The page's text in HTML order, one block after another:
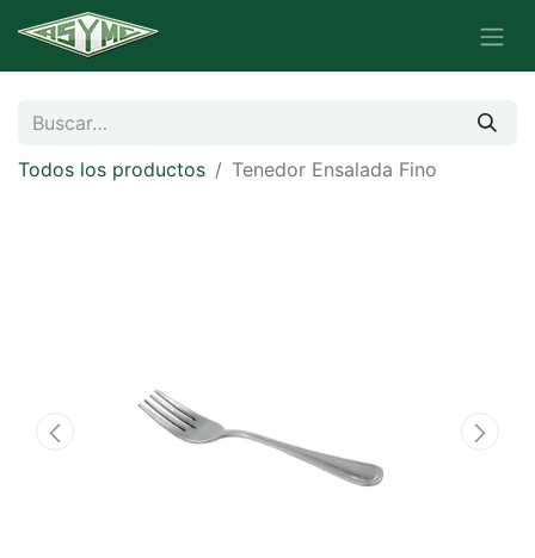
Todos los productos Tenedor Ensalada Fino